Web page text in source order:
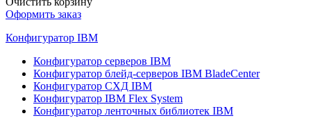
Оформить заказ
Конфигуратор IBM
Конфигуратор серверов IBM
Конфигуратор блейд-серверов IBM BladeCenter
Конфигуратор СХД IBM
Конфигуратор IBM Flex System
Конфигуратор ленточных библиотек IBM